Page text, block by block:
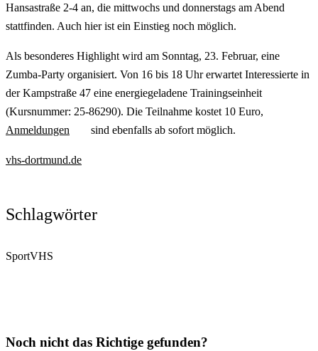
Hansastraße 2-4 an, die mittwochs und donnerstags am Abend
stattfinden. Auch hier ist ein Einstieg noch möglich.
Als besonderes Highlight wird am Sonntag, 23. Februar, eine
Zumba-Party organisiert. Von 16 bis 18 Uhr erwartet Interessierte in
der Kampstraße 47 eine energiegeladene Trainingseinheit
(Kursnummer: 25-86290). Die Teilnahme kostet 10 Euro,
Anmeldungen
sind ebenfalls ab sofort möglich.
vhs-dortmund.de
Schlagwörter
SportVHS
Noch nicht das Richtige gefunden?